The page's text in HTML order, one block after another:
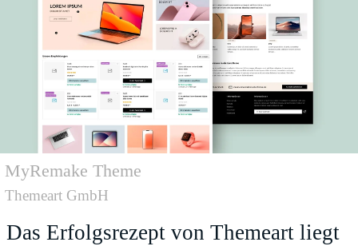
MyRemake Theme
Themeart GmbH
Das Erfolgsrezept von Themeart liegt